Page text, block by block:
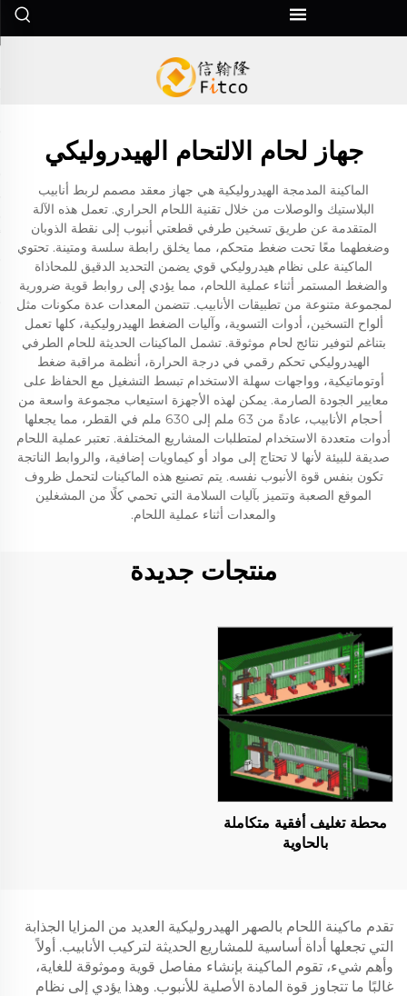
جهاز لحام الالتحام الهيدروليكي
الماكينة المدمجة الهيدروليكية هي جهاز معقد مصمم لربط أنابيب
البلاستيك والوصلات من خلال تقنية اللحام الحراري. تعمل هذه الآلة
المتقدمة عن طريق تسخين طرفي قطعتي أنبوب إلى نقطة الذوبان
وضغطهما معًا تحت ضغط متحكم، مما يخلق رابطة سلسة ومتينة. تحتوي
الماكينة على نظام هيدروليكي قوي يضمن التحديد الدقيق للمحاذاة
والضغط المستمر أثناء عملية اللحام، مما يؤدي إلى روابط قوية ضرورية
لمجموعة متنوعة من تطبيقات الأنابيب. تتضمن المعدات عدة مكونات مثل
ألواح التسخين، أدوات التسوية، وآليات الضغط الهيدروليكية، كلها تعمل
بتناغم لتوفير نتائج لحام موثوقة. تشمل الماكينات الحديثة للحام الطرفي
الهيدروليكي تحكم رقمي في درجة الحرارة، أنظمة مراقبة ضغط
أوتوماتيكية، وواجهات سهلة الاستخدام تبسط التشغيل مع الحفاظ على
معايير الجودة الصارمة. يمكن لهذه الأجهزة استيعاب مجموعة واسعة من
أحجام الأنابيب، عادةً من 63 ملم إلى 630 ملم في القطر، مما يجعلها
أدوات متعددة الاستخدام لمتطلبات المشاريع المختلفة. تعتبر عملية اللحام
صديقة للبيئة لأنها لا تحتاج إلى مواد أو كيماويات إضافية، والروابط الناتجة
تكون بنفس قوة الأنبوب نفسه. يتم تصنيع هذه الماكينات لتحمل ظروف
الموقع الصعبة وتتميز بآليات السلامة التي تحمي كلًا من المشغلين
والمعدات أثناء عملية اللحام.
منتجات جديدة
محطة تغليف أفقية متكاملة
بالحاوية
تقدم ماكينة اللحام بالصهر الهيدروليكية العديد من المزايا الجذابة
التي تجعلها أداة أساسية للمشاريع الحديثة لتركيب الأنابيب. أولاً
وأهم شيء، تقوم الماكينة بإنشاء مفاصل قوية وموثوقة للغاية،
غالبًا ما تتجاوز قوة المادة الأصلية للأنبوب. وهذا يؤدي إلى نظام